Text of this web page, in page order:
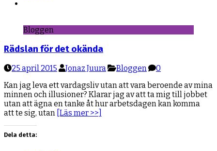
Bloggen
Rädslan för det okända
25 april 2015 Jonaz Juura Bloggen
0
Kan jag leva ett vardagsliv utan att vara beroende av mina
minnen och illusioner? Klarar jag av att ta mig till jobbet
utan att ägna en tanke åt hur arbetsdagen kan komma
att te sig, utan [Läs mer >>]
Dela detta: